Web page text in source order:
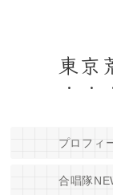
東京
プロフィ
合唱隊